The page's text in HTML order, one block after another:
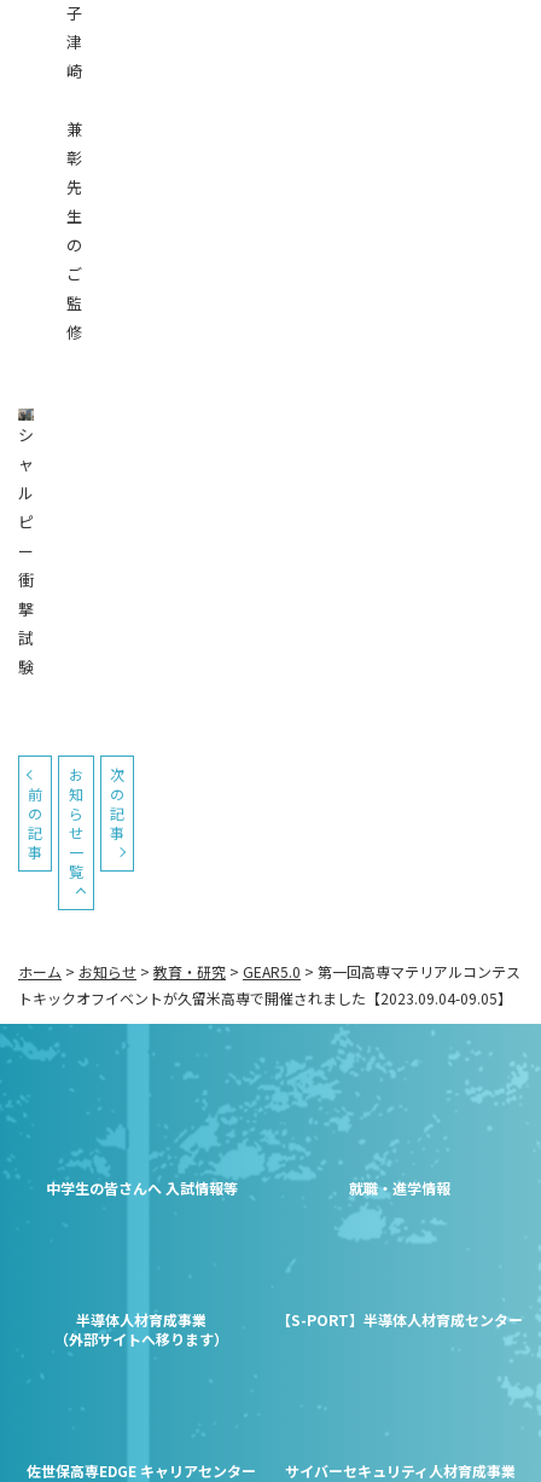
津
崎
兼
彰
先
生
の
ご
監
修
子
シ
ャ
ル
ピ
ー
衝
撃
試
験
前
の
記
事
お
知
ら
せ
一
覧
次
の
記
事
ホーム > お知らせ > 教育・研究 > GEAR5.0 > 第一回高専マテリアルコンテス
トキックオフイベントが久留米高専で開催されました【2023.09.04-09.05】
中学生の皆さんへ 入試情報等 就職・進学情報
半導体人材育成事業
（外部サイトへ移ります）
【S-PORT】半導体人材育成センター
佐世保高専EDGE キャリアセンター サイバーセキュリティ人材育成事業